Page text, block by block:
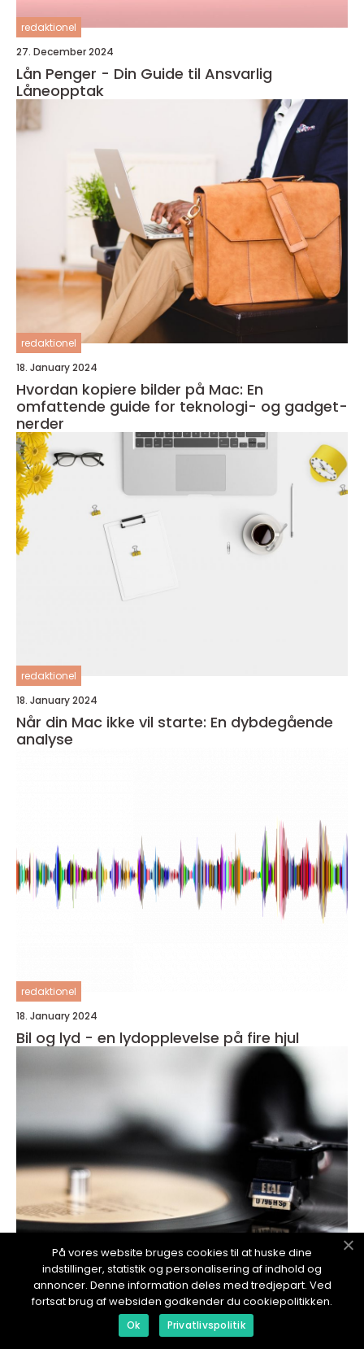
redaktionel
27. December 2024
Lån Penger - Din Guide til Ansvarlig
Låneopptak
redaktionel
18. January 2024
Hvordan kopiere bilder på Mac: En
omfattende guide for teknologi- og gadget-
nerder
redaktionel
18. January 2024
Når din Mac ikke vil starte: En dybdegående
analyse
redaktionel
18. January 2024
Bil og lyd - en lydopplevelse på fire hjul
redaktionel
Dårlig lyd på iPhone: En Dybdegående
På vores website bruges cookies til at huske dine
indstillinger, statistik og personalisering af indhold og
annoncer. Denne information deles med tredjepart. Ved
fortsat brug af websiden godkender du cookiepolitikken.
Ok Privatlivspolitik